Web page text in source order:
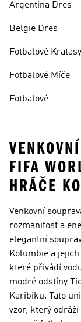
Argentina Dres
Belgie Dres
Fotbalové Kraťasy
Fotbalové Míče
Fotbalové
FIFA
HRÁČE
Venkovní
rozmanitost a
elegantní
Kolumbie a
které přivádí
modré odstíny
Karibiku. Tato
vzor, který